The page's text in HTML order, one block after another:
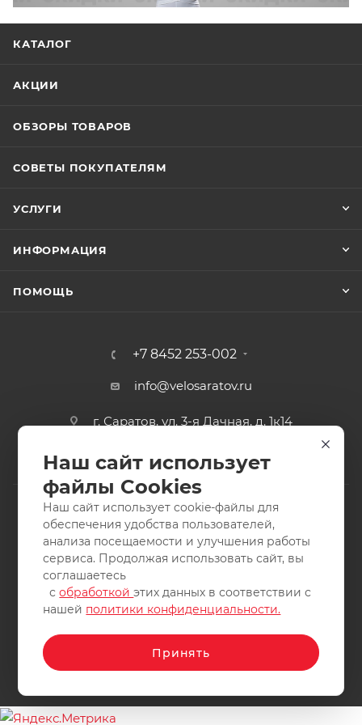
КАТАЛОГ
АКЦИИ
ОБЗОРЫ ТОВАРОВ
СОВЕТЫ ПОКУПАТЕЛЯМ
УСЛУГИ
ИНФОРМАЦИЯ
ПОМОЩЬ
+7 8452 253-002
info@velosaratov.ru
г. Саратов, ул. 3-я Дачная, д. 1к14
2011-2026 © интернет-магазин спортивных товаров
ВелоСаратов. Не является публичной офертой. Все права
защищены. Заимствование материалов и фотографий
запрещено.
Наш сайт использует
файлы Cookies
Наш сайт использует cookie-файлы для
обеспечения удобства пользователей,
анализа посещаемости и улучшения работы
сервиса. Продолжая использовать сайт, вы
соглашаетесь
собработкойэтих данных в соответствии с
нашей политики конфиденциальности.
Принять